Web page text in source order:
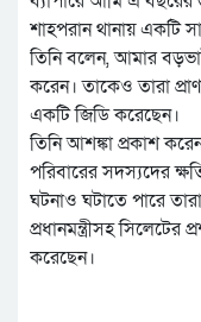
শাহপরান থানায় একটি
তিনি বলেন, আমার
করেন। তাকেও তারা
একটি জিডি করেছেন।
তিনি আশঙ্কা প্রকাশ
পরিবারের সদস্যদের
ঘটনাও ঘটাতে পারে
প্রধানমন্ত্রীসহ
করেছেন।